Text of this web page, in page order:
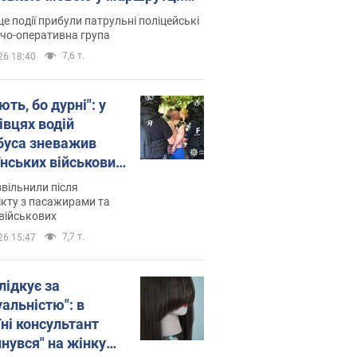
склала адмінпротокол.
події прибули патрульні поліцейські
оперативна група
18:40 7,6 т.
бо дурні": у
водій
зневажив
військових
Відео
після
з пасажирами та
15:47 7,7 т.
за
в
консультант
на жінку